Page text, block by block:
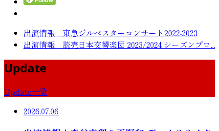
出演情報 東急ジルベスターコンサート2022‐2023
出演情報 読売日本交響楽団 2023/2024 シーズンプロ...
Update
Update一覧
2026.07.06